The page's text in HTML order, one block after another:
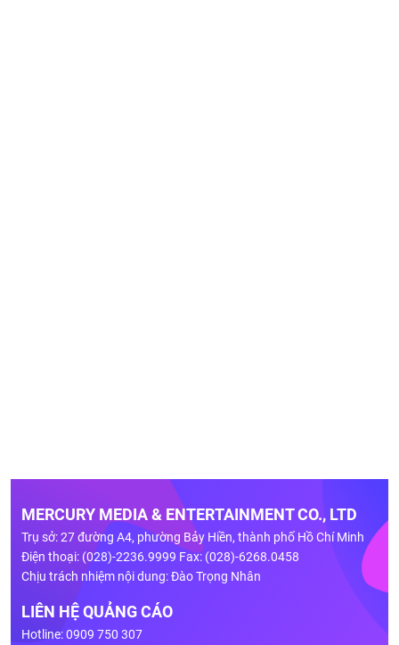
MERCURY MEDIA & ENTERTAINMENT CO., LTD
Trụ sở: 27 đường A4, phường Bảy Hiền, thành phố Hồ Chí Minh
Điện thoại: (028)-2236.9999 Fax: (028)-6268.0458
Chịu trách nhiệm nội dung: Đào Trọng Nhân
LIÊN HỆ QUẢNG CÁO
Hotline: 0909 750 307